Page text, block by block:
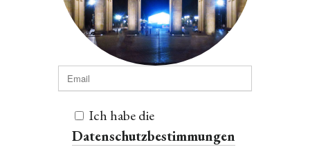
Ich habe die
Datenschutzbestimmungen